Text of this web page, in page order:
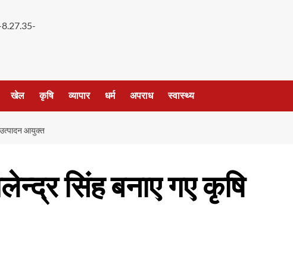
खेल कृषि व्यापार धर्म अपराध स्वास्थ्य
आयुक्त
सिंह बनाए गए कृषि